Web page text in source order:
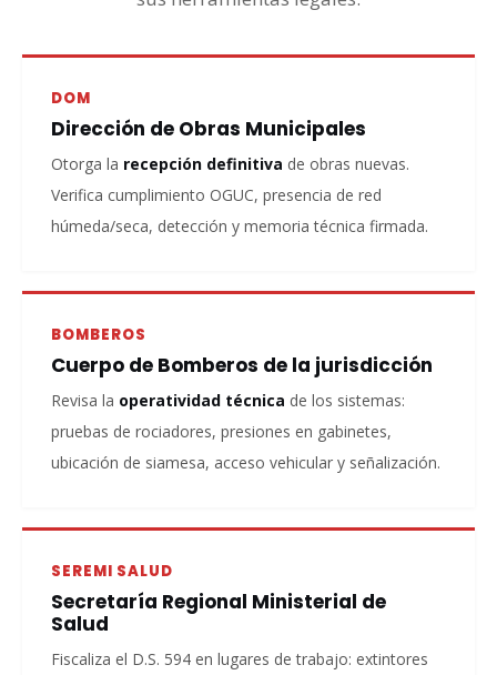
DOM
Dirección de Obras Municipales
Otorga la recepción definitiva de obras nuevas.
Verifica cumplimiento OGUC, presencia de red
húmeda/seca, detección y memoria técnica firmada.
BOMBEROS
Cuerpo de Bomberos de la jurisdicción
Revisa la operatividad técnica de los sistemas:
pruebas de rociadores, presiones en gabinetes,
ubicación de siamesa, acceso vehicular y señalización.
SEREMI SALUD
Secretaría Regional Ministerial de
Salud
Fiscaliza el D.S. 594 en lugares de trabajo: extintores